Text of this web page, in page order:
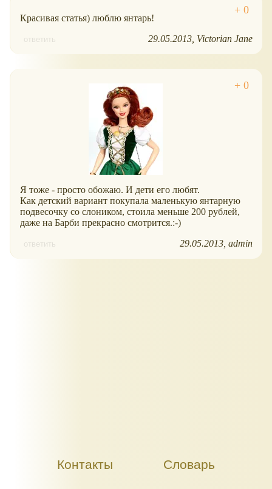
Красивая статья) люблю янтарь!
ответить 29.05.2013 Victorian Jane
Я тоже - просто обожаю. И дети его любят.
Как детский вариант покупала маленькую янтарную
подвесочку со слоником, стоила меньше 200 рублей,
даже на Барби прекрасно смотрится.:-)
ответить 29.05.2013 admin
Контакты Словарь